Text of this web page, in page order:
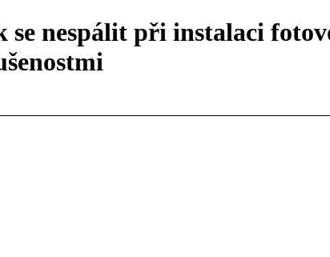
se nespálit při instalaci